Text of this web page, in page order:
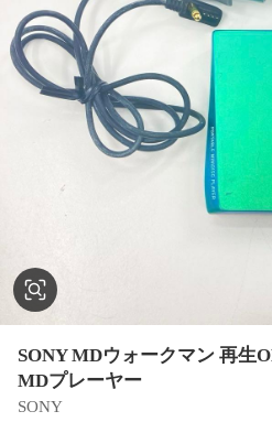
SONY MDウォークマン 再生
MDプレーヤー
SONY